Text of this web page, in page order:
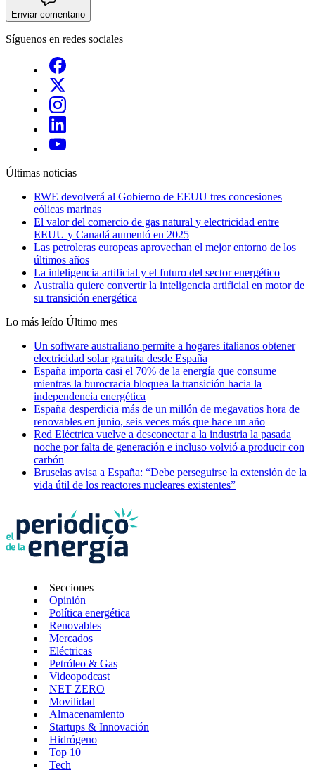
Enviar comentario
Síguenos en redes sociales
Últimas noticias
RWE devolverá al Gobierno de EEUU tres concesiones
eólicas marinas
El valor del comercio de gas natural y electricidad entre
EEUU y Canadá aumentó en 2025
Las petroleras europeas aprovechan el mejor entorno de los
últimos años
La inteligencia artificial y el futuro del sector energético
Australia quiere convertir la inteligencia artificial en motor de
su transición energética
Lo más leído Último mes
Un software australiano permite a hogares italianos obtener
electricidad solar gratuita desde España
España importa casi el 70% de la energía que consume
mientras la burocracia bloquea la transición hacia la
independencia energética
España desperdicia más de un millón de megavatios hora de
renovables en junio, seis veces más que hace un año
Red Eléctrica vuelve a desconectar a la industria la pasada
noche por falta de generación e incluso volvió a producir con
carbón
Bruselas avisa a España: “Debe perseguirse la extensión de la
vida útil de los reactores nucleares existentes”
Secciones
Opinión
Política energética
Renovables
Mercados
Eléctricas
Petróleo & Gas
Videopodcast
NET ZERO
Movilidad
Almacenamiento
Startups & Innovación
Hidrógeno
Top 10
Tech